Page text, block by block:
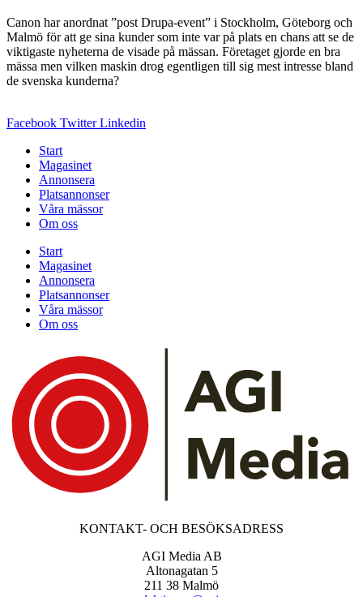
Canon har anordnat ”post Drupa-event” i Stockholm, Göteborg och
Malmö för att ge sina kunder som inte var på plats en chans att se de
viktigaste nyheterna de visade på mässan. Företaget gjorde en bra
mässa men vilken maskin drog egentligen till sig mest intresse bland
de svenska kunderna?
Facebook Twitter Linkedin
Start
Magasinet
Annonsera
Platsannonser
Våra mässor
Om oss
Start
Magasinet
Annonsera
Platsannonser
Våra mässor
Om oss
KONTAKT- OCH BESÖKSADRESS
AGI Media AB
Altonagatan 5
211 38 Malmö